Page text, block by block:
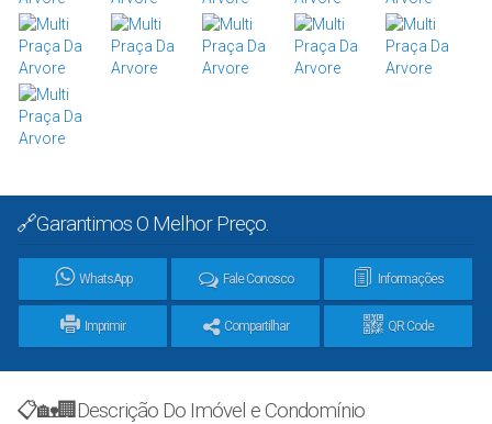
🔗Garantimos O Melhor Preço.
WhatsApp Fale Conosco Informações
Imprimir Compartilhar QR Code
📋🏡🏢Descrição Do Imóvel e Condomínio